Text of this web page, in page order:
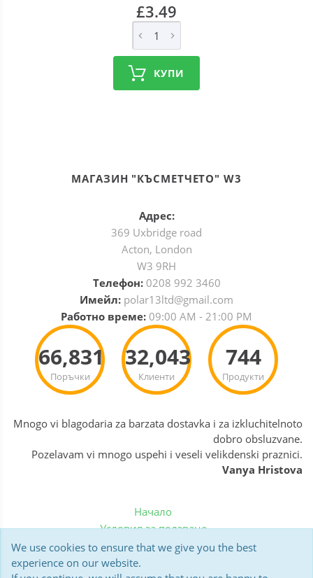
£3.49
КУПИ
МАГАЗИН "КЪСМЕТЧЕТО" W3
Адрес:
369 Uxbridge road
Acton, London
W3 9RH
Телефон: 0208 992 3460
Имейл: polar13ltd@gmail.com
Работно време: 09:00 AM - 21:00 PM
Поръчки
66,831
Клиенти
32,043
Продукти
744
Mnogo vi blagodaria za barzata dostavka i za izkluchitelnoto
dobro obsluzvane.
Pozelavam vi mnogo uspehi i veseli velikdenski praznici.
Vanya Hristova
Начало
Условия за ползване
Политика за бисквитки
Доставка
We use cookies to ensure that we give you the best
experience on our website.